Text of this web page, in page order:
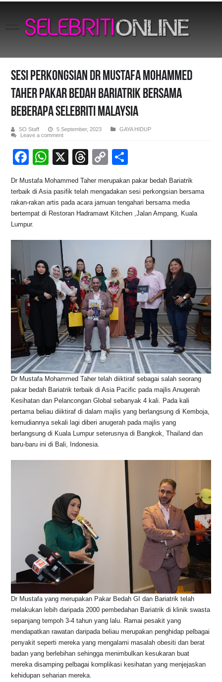
Sesi Perkongsian Dr Mustafa Mohammed
Taher Pakar Bedah Bariatrik Bersama
Beberapa Selebriti Malaysia
SO Staff 5 September, 2023
GAYA HIDUP
Leave a comment
F
c
e
b
o
k
W
at
s
A
p
X
T
e
a
d
s
C
p
y
Li
n
ar
e
Dr Mustafa Mohammed Taher merupakan pakar bedah Bariatrik
terbaik di Asia pasifik telah mengadakan sesi perkongsian bersama
rakan-rakan artis pada acara jamuan tengahari bersama media
bertempat di Restoran Hadramawt Kitchen ,Jalan Ampang, Kuala
Lumpur.
Dr Mustafa Mohammed Taher telah diiktiraf sebagai salah seorang
pakar bedah Bariatrik terbaik di Asia Pacific pada majlis Anugerah
Kesihatan dan Pelancongan Global sebanyak 4 kali. Pada kali
pertama beliau diiktiraf di dalam majlis yang berlangsung di Kemboja,
kemudiannya sekali lagi diberi anugerah pada majlis yang
berlangsung di Kuala Lumpur seterusnya di Bangkok, Thailand dan
baru-baru ini di Bali, Indonesia.
Dr Mustafa yang merupakan Pakar Bedah GI dan Bariatrik telah
melakukan lebih daripada 2000 pembedahan Bariatrik di klinik swasta
sepanjang tempoh 3-4 tahun yang lalu. Ramai pesakit yang
mendapatkan rawatan daripada beliau merupakan penghidap pelbagai
penyakit seperti mereka yang mengalami masalah obesiti dan berat
badan yang berlebihan sehingga menimbulkan kesukaran buat
mereka disamping pelbagai komplikasi kesihatan yang menjejaskan
kehidupan seharian mereka.